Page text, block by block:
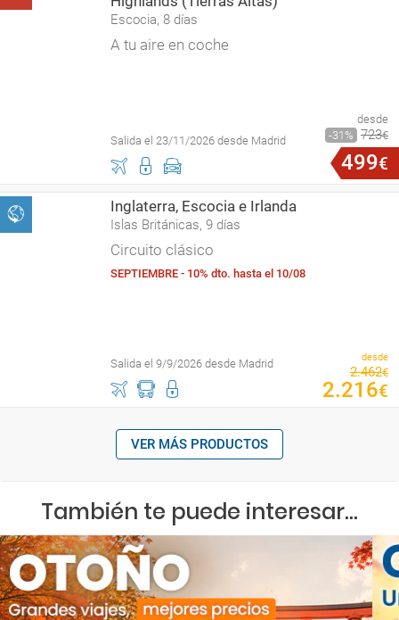
Escocia, 8 días
A tu aire en coche
Salida el 23/11/2026 desde Madrid
desde
31
723€
499€
Inglaterra, Escocia e Irlanda
Islas Británicas, 9 días
Circuito clásico
SEPTIEMBRE - 10% dto. hasta el 10/08
Salida el 9/9/2026 desde Madrid desde
2.462€
2.216€
VER MÁS PRODUCTOS
También te puede interesar...